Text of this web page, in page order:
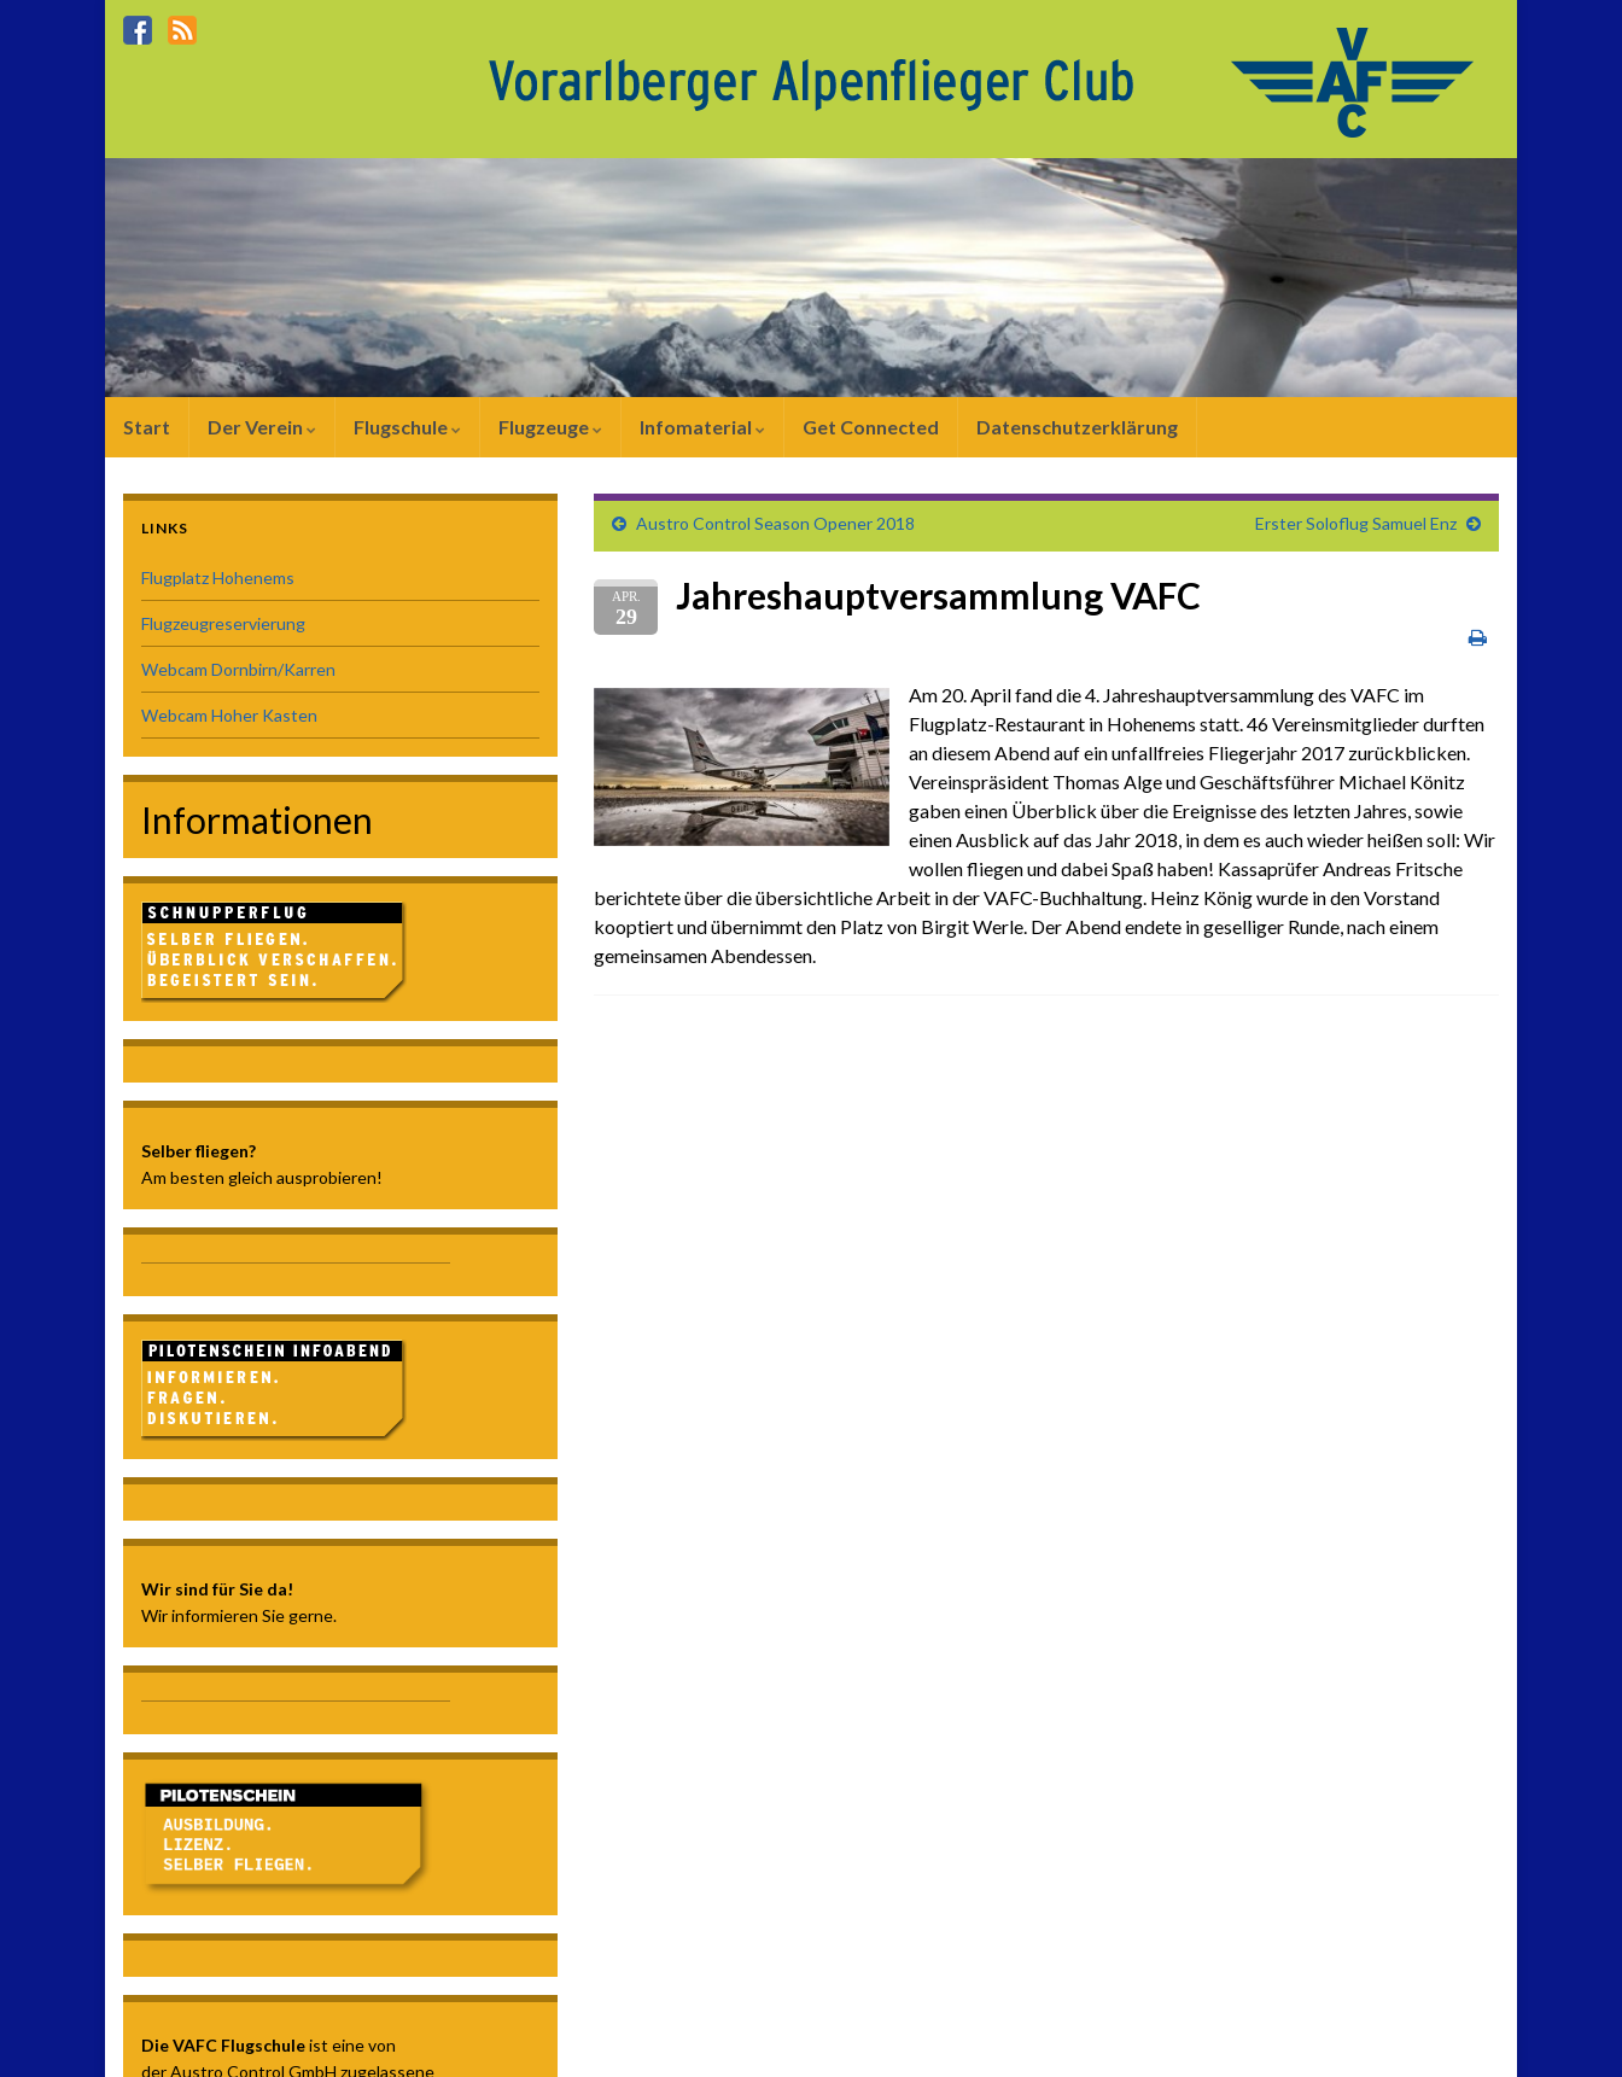
Start Der Verein Flugschule Flugzeuge Infomaterial Get Connected Datenschutzerklärung
Austro Control Season Opener 2018 Erster Soloflug Samuel Enz
APR.
29 Jahreshauptversammlung VAFC
Am 20. April fand die 4. Jahreshauptversammlung des VAFC im
Flugplatz-Restaurant in Hohenems statt. 46 Vereinsmitglieder durften
an diesem Abend auf ein unfallfreies Fliegerjahr 2017 zurückblicken.
Vereinspräsident Thomas Alge und Geschäftsführer Michael Könitz
gaben einen Überblick über die Ereignisse des letzten Jahres, sowie
einen Ausblick auf das Jahr 2018, in dem es auch wieder heißen soll: Wir
wollen fliegen und dabei Spaß haben! Kassaprüfer Andreas Fritsche
berichtete über die übersichtliche Arbeit in der VAFC-Buchhaltung. Heinz König wurde in den Vorstand
kooptiert und übernimmt den Platz von Birgit Werle. Der Abend endete in geselliger Runde, nach einem
gemeinsamen Abendessen.
LINKS
Flugplatz Hohenems
Flugzeugreservierung
Webcam Dornbirn/Karren
Webcam Hoher Kasten
Informationen
Selber fliegen?
Am besten gleich ausprobieren!
Wir sind für Sie da!
Wir informieren Sie gerne.
Die VAFC Flugschuleist eine von
der Austro Control GmbH zugelassene